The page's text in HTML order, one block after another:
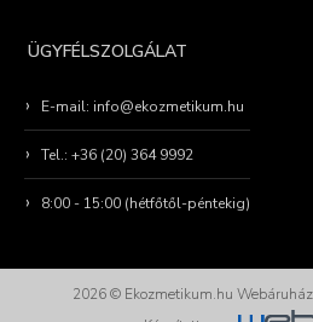
ÜGYFÉLSZOLGÁLAT
E-mail: info@ekozmetikum.hu
Tel.: +36 (20) 364 9992
8:00 - 15:00 (hétfőtől-péntekig)
2026 © Ekozmetikum.hu